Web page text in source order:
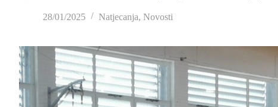
28/01/2025 Natjecanja, Novosti